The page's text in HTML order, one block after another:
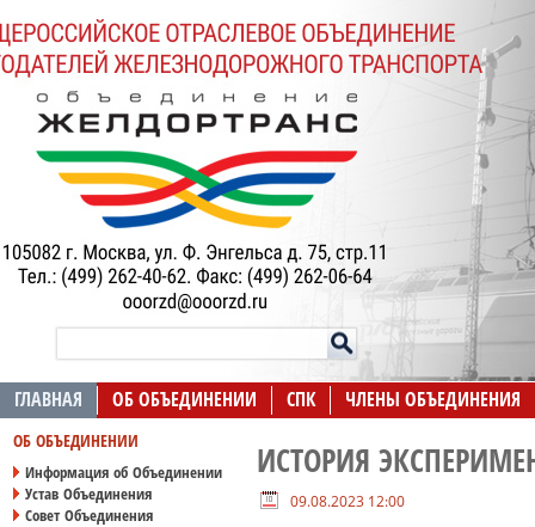
ГЛАВНАЯ ОБ ОБЪЕДИНЕНИИ СПК ЧЛЕНЫ ОБЪЕДИНЕНИЯ
ОБ ОБЪЕДИНЕНИИ
Информация об Объединении
Устав Объединения
Совет Объединения
ИСТОРИЯ
09.08.2023 12:00